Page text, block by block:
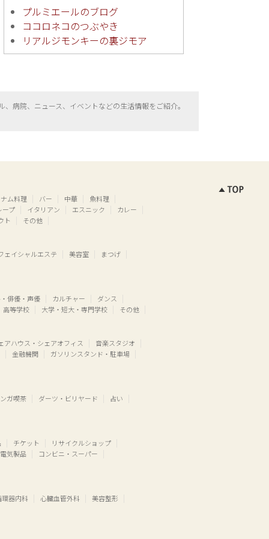
プルミエールのブログ
ココロネコのつぶやき
リアルジモンキーの裏ジモア
、病院、ニュース、イベントなどの生活情報をご紹介。
ム料理 バー 中華
魚料理
ープ
イタリアン エスニック
カレー
ト
その他
ェイシャルエステ 美容室 まつげ
俳優・声優 カルチャー
ダンス
高等学校
大学・短大・専門学校 その他
アハウス・シェアオフィス
音楽スタジオ
金融機関
ガソリンスタンド・駐車場
ガ喫茶 ダーツ・ビリヤード 占い
チケット
リサイクルショップ
電気製品
コンビニ・スーパー
環器内科 心臓血管外科 美容整形